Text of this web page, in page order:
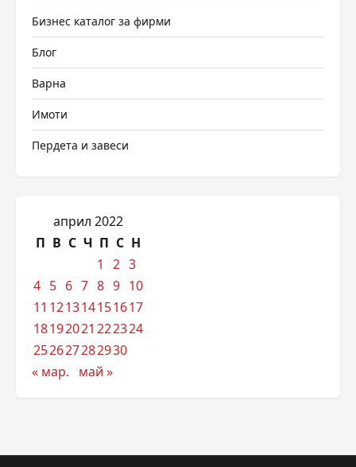
Бизнес каталог за фирми
Блог
Варна
Имоти
Пердета и завеси
април 2022
П В С Ч П С Н
1
2 3
4 5 6 7 8 9 10
11 121314151617
18192021 222324
252627282930
« мар.
май »